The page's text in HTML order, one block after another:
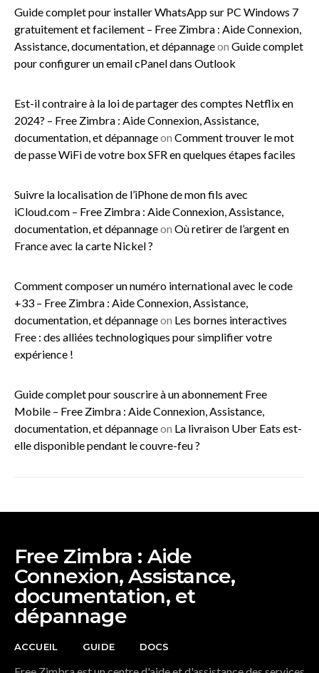
Guide complet pour installer WhatsApp sur PC Windows 7
gratuitement et facilement – Free Zimbra : Aide Connexion,
Assistance, documentation, et dépannageon Guide complet
pour configurer un email cPanel dans Outlook
Est-il contraire à la loi de partager des comptes Netflix en
2024? – Free Zimbra : Aide Connexion, Assistance,
documentation, et dépannageon Comment trouver le mot
de passe WiFi de votre box SFR en quelques étapes faciles
Suivre la localisation de l’iPhone de mon fils avec
iCloud.com – Free Zimbra : Aide Connexion, Assistance,
documentation, et dépannageon Où retirer de l’argent en
France avec la carte Nickel ?
Comment composer un numéro international avec le code
+33 – Free Zimbra : Aide Connexion, Assistance,
documentation, et dépannageon Les bornes interactives
Free : des alliées technologiques pour simplifier votre
expérience !
Guide complet pour souscrire à un abonnement Free
Mobile – Free Zimbra : Aide Connexion, Assistance,
documentation, et dépannageon La livraison Uber Eats est-
elle disponible pendant le couvre-feu ?
Free Zimbra : Aide
Connexion, Assistance,
documentation, et
dépannage
ACCUEIL GUIDE DOCS